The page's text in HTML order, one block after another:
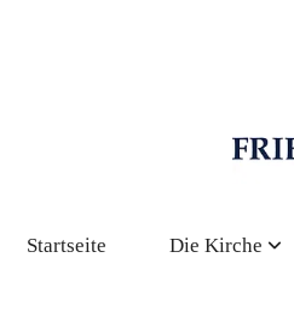
Startseite Die Kirche